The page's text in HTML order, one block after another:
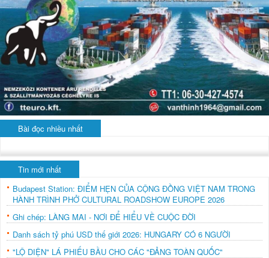
Bài đọc nhiều nhất
Tin mới nhất
Budapest Station: ĐIỂM HẸN CỦA CỘNG ĐỒNG VIỆT NAM TRONG
HÀNH TRÌNH PHỞ CULTURAL ROADSHOW EUROPE 2026
Ghi chép: LÀNG MAI - NƠI ĐỂ HIỂU VỀ CUỘC ĐỜI
Danh sách tỷ phú USD thế giới 2026: HUNGARY CÓ 6 NGƯỜI
"LỘ DIỆN" LÁ PHIẾU BẦU CHO CÁC "ĐẢNG TOÀN QUỐC"